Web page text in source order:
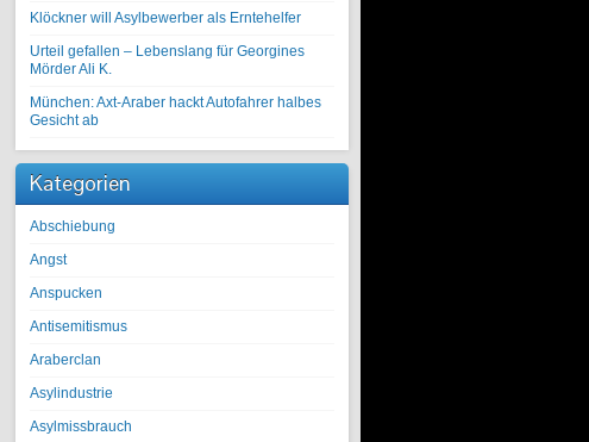
Klöckner will Asylbewerber als Erntehelfer
Urteil gefallen – Lebenslang für Georgines
Mörder Ali K.
München: Axt-Araber hackt Autofahrer halbes
Gesicht ab
Kategorien
Abschiebung
Angst
Anspucken
Antisemitismus
Araberclan
Asylindustrie
Asylmissbrauch